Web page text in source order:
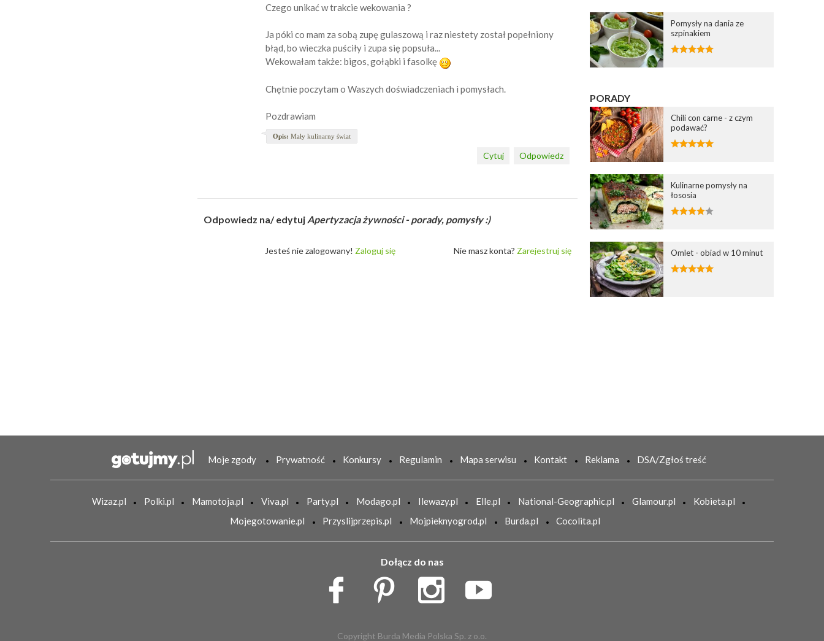
Czego unikać w trakcie wekowania ?
Ja póki co mam za sobą zupę gulaszową i raz niestety został popełniony
błąd, bo wieczka puściły i zupa się popsuła...
Wekowałam także: bigos, gołąbki i fasolkę
Chętnie poczytam o Waszych doświadczeniach i pomysłach.
Pozdrawiam
Opis: Mały kulinarny świat
Odpowiedz
Cytuj
Odpowiedz na/ edytuj Apertyzacja żywności - porady, pomysły :)
Jesteś nie zalogowany! Zaloguj się Nie masz konta? Zarejestruj się
Pomysły na dania ze
szpinakiem
PORADY
Chili con carne - z czym
podawać?
Kulinarne pomysły na
łososia
Omlet - obiad w 10 minut
Moje zgody Prywatność Konkursy Regulamin Mapa serwisu Kontakt Reklama DSA/Zgłoś treść
Wizaz.pl Polki.pl Mamotoja.pl Viva.pl Party.pl Modago.pl Ilewazy.pl Elle.pl National-Geographic.pl Glamour.pl
Kobieta.pl
Mojegotowanie.pl
Przyslijprzepis.pl Mojpieknyogrod.pl Burda.pl Cocolita.pl
Dołącz do nas
Copyright Burda Media Polska Sp. z o.o.